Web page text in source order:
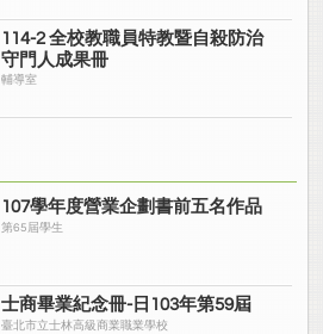
114-2 全校教職員特教暨自殺防治
守門人成果冊
輔導室
107學年度營業企劃書前五名作品
第65屆學生
士商畢業紀念冊-日103年第59屆
臺北市立士林高級商業職業學校